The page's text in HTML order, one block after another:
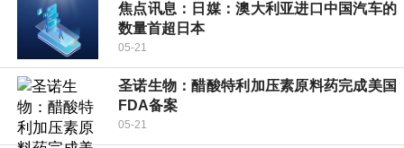
焦点讯息：日媒：澳大利亚进口中国汽车的
数量首超日本
05-21
圣诺生物：醋酸特利加压素原料药完成美国
FDA备案
05-21